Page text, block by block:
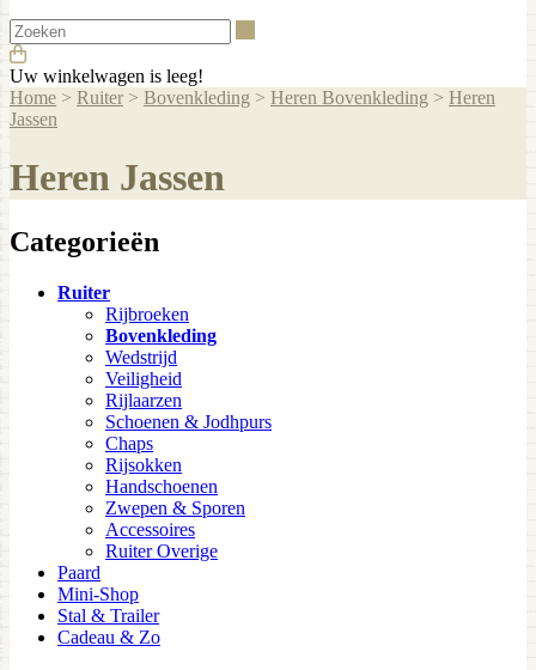
Uw winkelwagen is leeg!
Home > Ruiter > Bovenkleding > Heren Bovenkleding > Heren
Jassen
Heren Jassen
Categorieën
Ruiter
Rijbroeken
Bovenkleding
Wedstrijd
Veiligheid
Rijlaarzen
Schoenen & Jodhpurs
Chaps
Rijsokken
Handschoenen
Zwepen & Sporen
Accessoires
Ruiter Overige
Paard
Mini-Shop
Stal & Trailer
Cadeau & Zo